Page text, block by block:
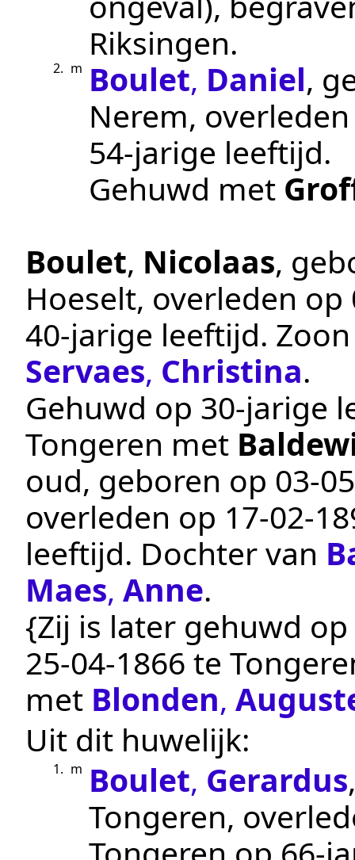
Riksingen.
2. m Boulet, Daniel,
Nerem,
54-jarige leeftijd.
Gehuwd met
Boulet, Nicolaas,
Hoeselt, overleden op
40-jarige leeftijd.
Servaes, Christina.
Gehuwd op 30-jarige
Tongeren met
oud, geboren op
overleden op
leeftijd. Dochter van
Maes, Anne.
{Zij is later gehuwd
25‑04‑1866 te
met Blonden,
Uit dit huwelijk:
1. m Boulet, Gerardus
Tongeren,